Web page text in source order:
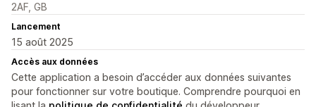
2AF, GB
Lancement
15 août 2025
Accès aux données
Cette application a besoin d’accéder aux données suivantes
pour fonctionner sur votre boutique. Comprendre pourquoi en